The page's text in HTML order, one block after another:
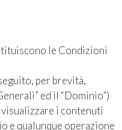
le Condizioni
per brevità,
ed il “Dominio”)
i contenuti
e qualunque operazione